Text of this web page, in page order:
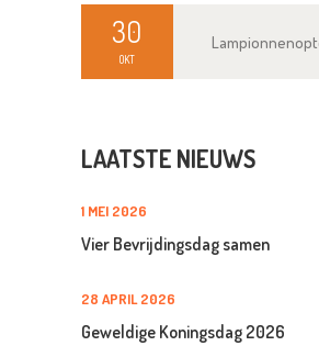
30
OKT
LAATSTE NIEUWS
1 MEI 2026
Vier Bevrijdingsdag samen
28 APRIL 2026
Geweldige Koningsdag 2026